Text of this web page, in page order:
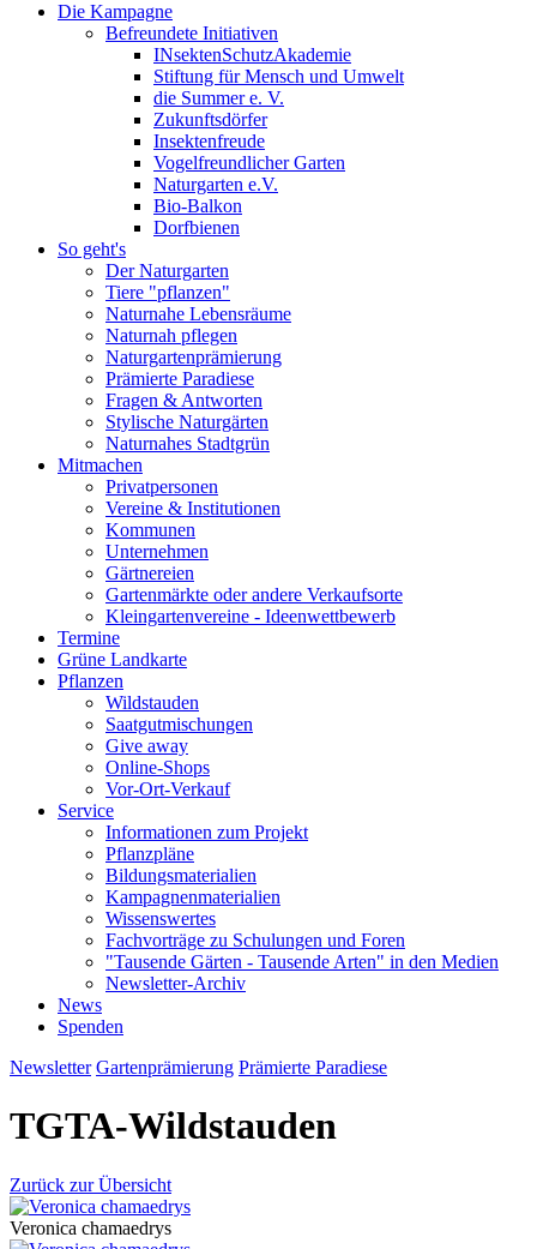
Die Kampagne
Befreundete Initiativen
INsektenSchutzAkademie
Stiftung für Mensch und Umwelt
die Summer e. V.
Zukunftsdörfer
Insektenfreude
Vogelfreundlicher Garten
Naturgarten e.V.
Bio-Balkon
Dorfbienen
So geht's
Der Naturgarten
Tiere "pflanzen"
Naturnahe Lebensräume
Naturnah pflegen
Naturgartenprämierung
Prämierte Paradiese
Fragen & Antworten
Stylische Naturgärten
Naturnahes Stadtgrün
Mitmachen
Privatpersonen
Vereine & Institutionen
Kommunen
Unternehmen
Gärtnereien
Gartenmärkte oder andere Verkaufsorte
Kleingartenvereine - Ideenwettbewerb
Termine
Grüne Landkarte
Pflanzen
Wildstauden
Saatgutmischungen
Give away
Online-Shops
Vor-Ort-Verkauf
Service
Informationen zum Projekt
Pflanzpläne
Bildungsmaterialien
Kampagnenmaterialien
Wissenswertes
Fachvorträge zu Schulungen und Foren
"Tausende Gärten - Tausende Arten" in den Medien
Newsletter-Archiv
News
Spenden
Newsletter Gartenprämierung Prämierte Paradiese
TGTA-Wildstauden
Zurück zur Übersicht
Veronica chamaedrys